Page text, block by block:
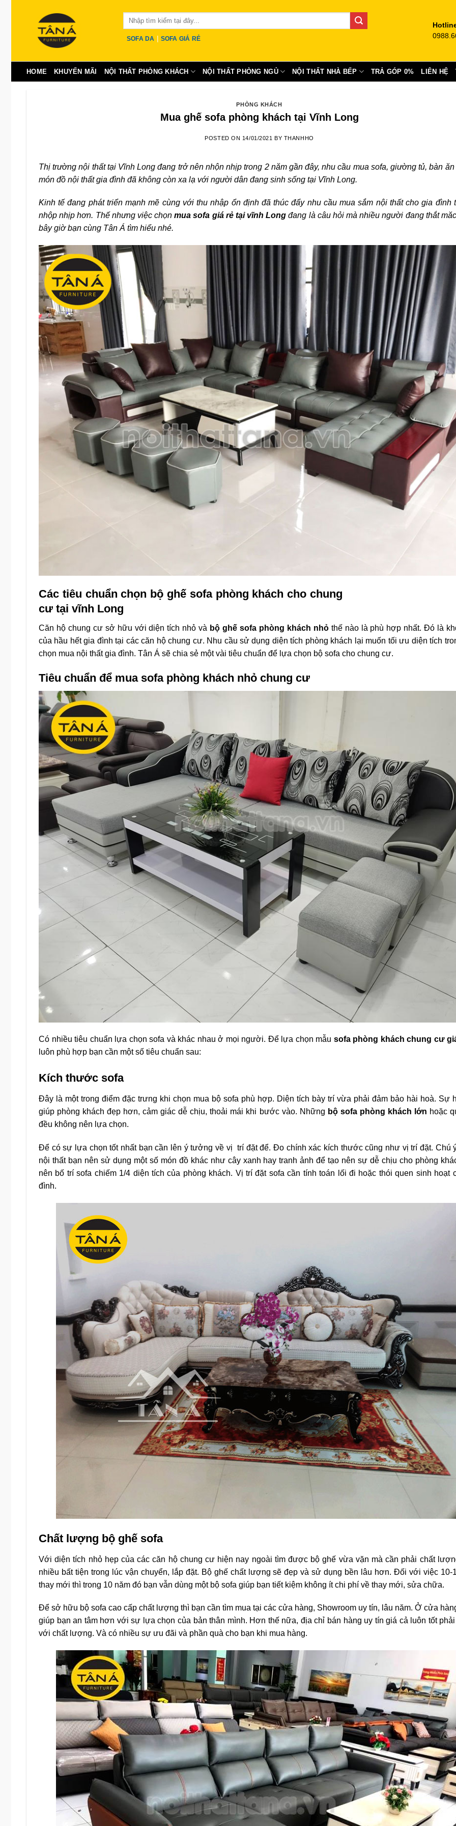
Tìm
kiếm:
SOFA DA
SOFA GIÁ RẺ
HOME KHUYẾN MÃI NỘI THẤT PHÒNG KHÁCH NỘI THẤT PHÒNG NGỦ NỘI THẤT NHÀ BẾP TRẢ GÓP 0% LIÊN HỆ
PHÒNG KHÁCH
Mua ghế sofa phòng khách tại Vĩnh Long
POSTED ON 14/01/2021 BY THANHHO
Thị trường nội thất tại Vĩnh Long đang trở nên nhộn nhịp trong 2 năm gần đây, nhu cầu mua sofa, giường tủ, bàn ăn
món đồ nội thất gia đình đã không còn xa lạ với người dân đang sinh sống tại Vĩnh Long.
Kinh tế đang phát triển mạnh mẽ cùng với thu nhập ổn định đã thúc đẩy nhu cầu mua sắm nội thất cho gia đình
nhộp nhịp hơn. Thế nhưng việc chọnmuasofa giá rẻtại vĩnh Long đang là câu hỏi mà nhiều người đang thắt
bây giờ bạn cùng Tân Á tìm hiểu nhé.
Các tiêu chuẩn chọn bộ ghế sofa phòng khách cho chung
cư tại vĩnh Long
Căn hộ chung cư sở hữu với diện tích nhỏ và bộ ghế sofa phòng khách nhỏthế nào là phù hợp nhất. Đó là
của hầu hết gia đình tại các căn hộ chung cư. Nhu cầu sử dụng diện tích phòng khách lại muốn tối ưu diện tích
chọn mua nội thất gia đình. Tân Á sẽ chia sẻ một vài tiêu chuẩn để lựa chọn bộ sofa cho chung cư.
Tiêu chuẩn để mua sofa phòng khách nhỏ chung cư
Có nhiều tiêu chuẩn lựa chọn sofa và khác nhau ở mọi người. Để lựa chọn mẫu sofa phòng khách chung cư
luôn phù hợp bạn cần một số tiêu chuẩn sau:
Kích thước sofa
Đây là một trong điểm đặc trưng khi chọn mua bộ sofa phù hợp. Diện tích bày trí vừa phải đảm bảo hài hoà. Sự
giúp phòng khách đẹp hơn, cảm giác dễ chịu, thoải mái khi bước vào. Những bộ sofa phòng khách lớn hoặc
đều không nên lựa chọn.
Để có sự lựa chọn tốt nhất bạn cần lên ý tưởng về vị trí đặt để. Đo chính xác kích thước cũng như vị trí đặt. Chú
nội thất bạn nên sử dụng một số món đồ khác như cây xanh hay tranh ảnh để tạo nên sự dễ chịu cho phòng
nên bố trí sofa chiếm 1/4 diện tích của phòng khách. Vị trí đặt sofa cần tính toán lối đi hoặc thói quen sinh hoạt
đình.
Chất lượng bộ ghế sofa
Với diện tích nhỏ hẹp của các căn hộ chung cư hiện nay ngoài tìm được bộ ghế vừa vặn mà cần phải chất
nhiều bất tiện trong lúc vận chuyển, lắp đặt. Bộ ghế chất lượng sẽ đẹp và sử dụng bền lâu hơn. Đối với việc 10-
thay mới thì trong 10 năm đó bạn vẫn dùng một bộ sofa giúp bạn tiết kiệm không ít chi phí về thay mới, sửa chữa.
Để sở hữu bộ sofa cao cấp chất lượng thì bạn cần tìm mua tại các cửa hàng, Showroom uy tín, lâu năm. Ở cửa
giúp bạn an tâm hơn với sự lựa chọn của bản thân mình. Hơn thế nữa, địa chỉ bán hàng uy tín giá cả luôn tốt
với chất lượng. Và có nhiều sự ưu đãi và phần quà cho bạn khi mua hàng.